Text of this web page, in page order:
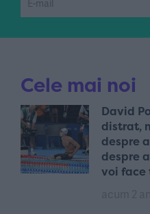
Cele mai noi
David
distrat,
despre
despre
voi face